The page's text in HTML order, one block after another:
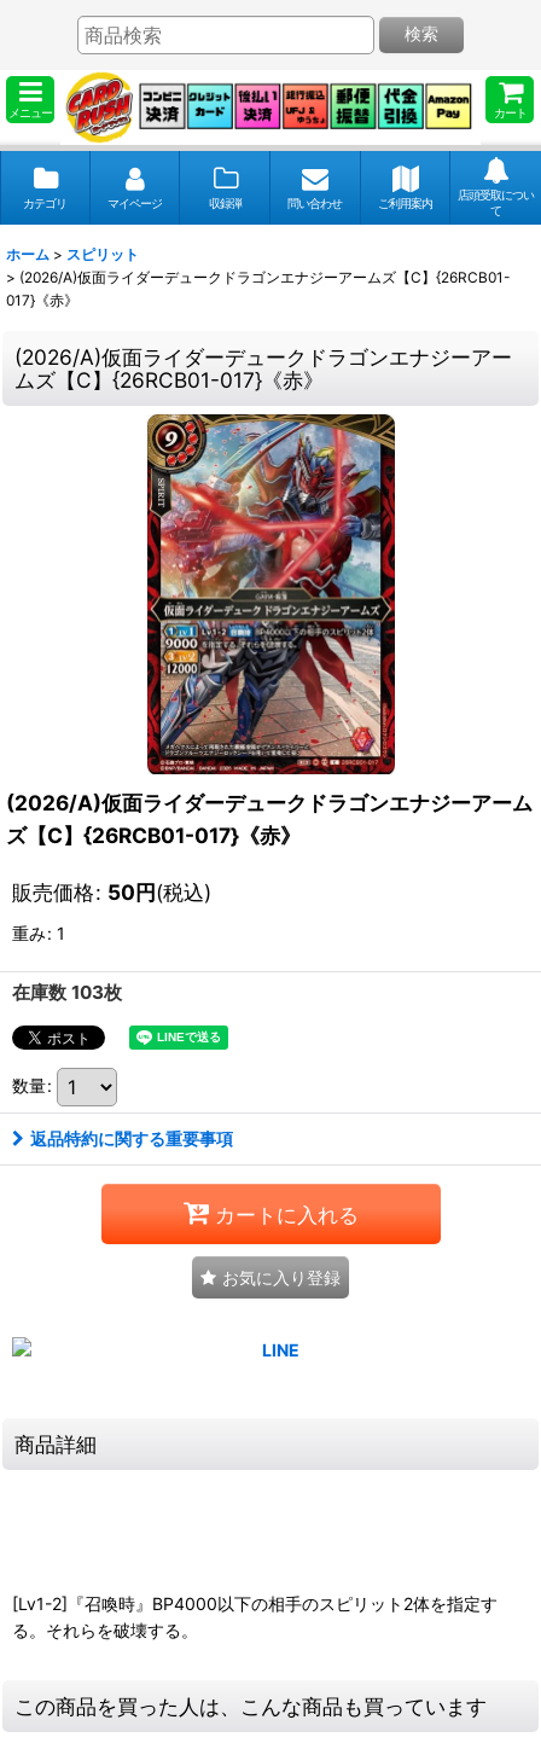
メニュー カート
検索
カテゴリ マイページ 収録弾 問い合わせ ご利用案内
店頭受取につい
て
ホーム > スピリット
> (2026/A)仮面ライダーデュークドラゴンエナジーアームズ【C】{26RCB01-
017}《赤》
(2026/A)仮面ライダーデュークドラゴンエナジーアー
ムズ【C】{26RCB01-017}《赤》
(2026/A)仮面ライダーデュークドラゴンエナジーアーム
ズ【C】{26RCB01-017}《赤》
販売価格: 50円(税込)
重み: 1
在庫数 103枚
数量:
返品特約に関する重要事項
カートに入れる
お気に入り登録
商品詳細
[Lv1-2]『召喚時』BP4000以下の相手のスピリット2体を指定す
る。それらを破壊する。
この商品を買った人は、こんな商品も買っています